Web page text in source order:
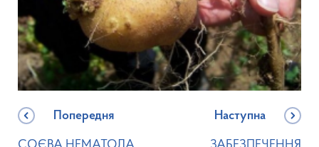
Попередня Наступна